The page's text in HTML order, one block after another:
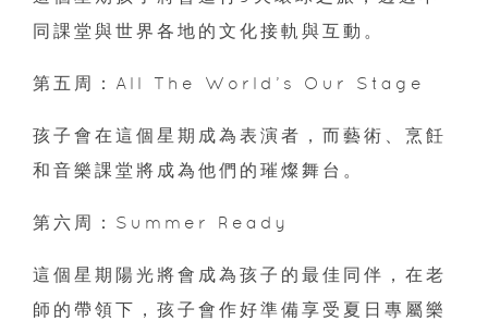
同課堂與世界各地的文化接軌與互動。
第五周：All The World’s Our Stage
孩子會在這個星期成為表演者，而藝術、烹飪
和音樂課堂將成為他們的璀燦舞台。
第六周：Summer Ready
這個星期陽光將會成為孩子的最佳同伴，在老
師的帶領下，孩子會作好準備享受夏日專屬樂